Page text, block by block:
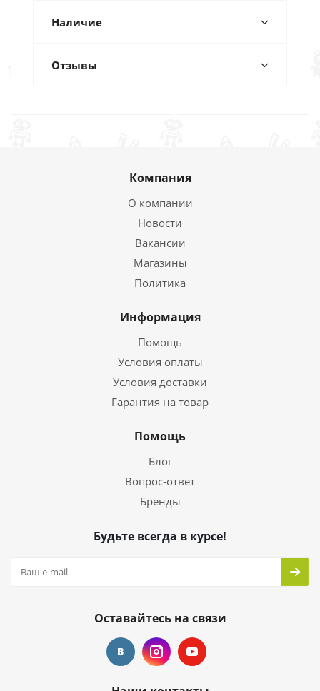
Наличие
Отзывы
Компания
О компании
Новости
Вакансии
Магазины
Политика
Информация
Помощь
Условия оплаты
Условия доставки
Гарантия на товар
Помощь
Блог
Вопрос-ответ
Бренды
Будьте всегда в курсе!
Оставайтесь на связи